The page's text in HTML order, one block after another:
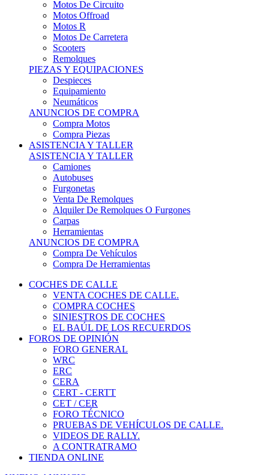
Motos R
Motos De Carretera
Scooters
Remolques
PIEZAS Y EQUIPACIONES
Despieces
Equipamiento
Neumáticos
ANUNCIOS DE COMPRA
Compra Motos
Compra Piezas
ASISTENCIA Y TALLER
ASISTENCIA Y TALLER
Camiones
Autobuses
Furgonetas
Venta De Remolques
Alquiler De Remolques O Furgones
Carpas
Herramientas
ANUNCIOS DE COMPRA
Compra De Vehículos
Compra De Herramientas
COCHES DE CALLE
VENTA COCHES DE CALLE.
COMPRA COCHES
SINIESTROS DE COCHES
EL BAÚL DE LOS RECUERDOS
FOROS DE OPINIÓN
FORO GENERAL
WRC
ERC
CERA
CERT - CERTT
CET / CER
FORO TÉCNICO
PRUEBAS DE VEHÍCULOS DE CALLE.
VIDEOS DE RALLY.
A CONTRATRAMO
TIENDA ONLINE
NUEVO ANUNCIO